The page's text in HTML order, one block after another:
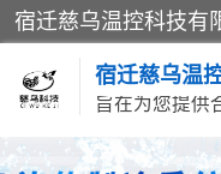
宿迁慈乌温
旨在为您提供